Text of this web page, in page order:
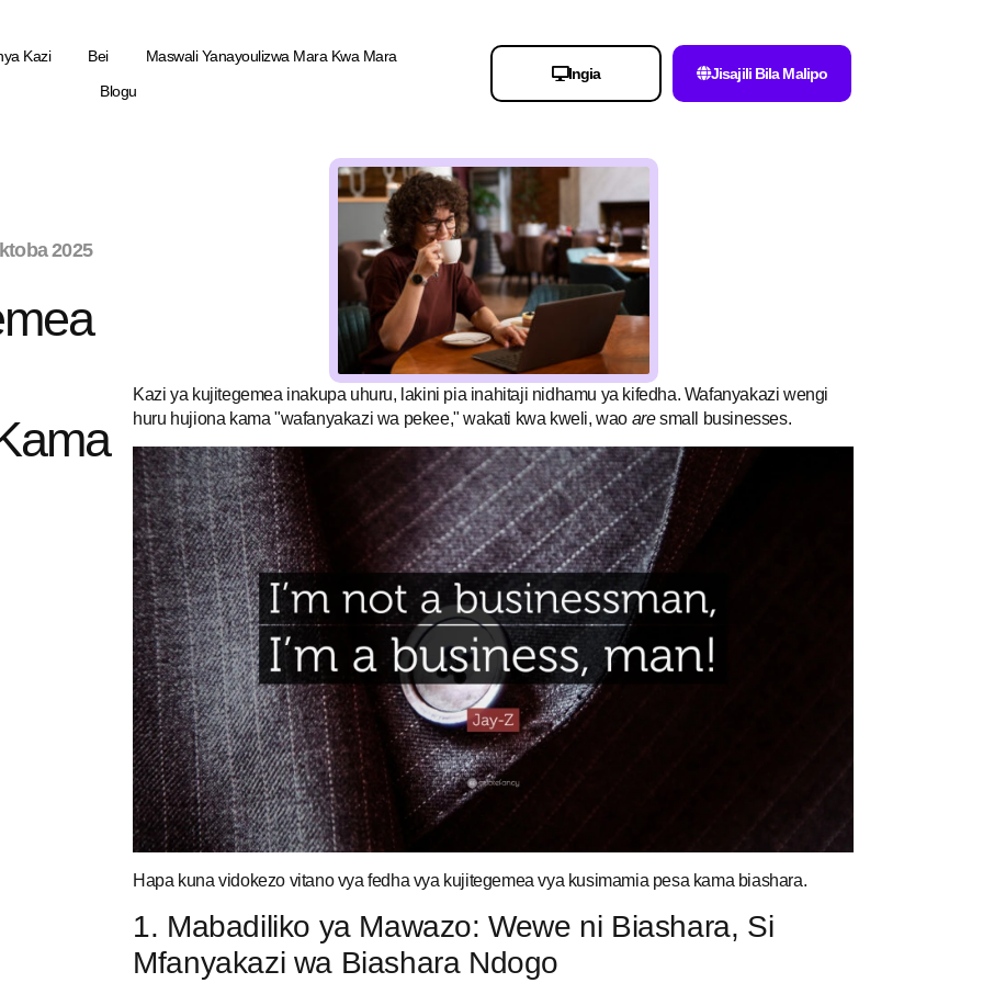
Kazi Bei
Maswali Yanayoulizwa Mara Kwa Mara
Blogu
Ingia Jisajili Bila Malipo
2025
Kazi ya kujitegemea inakupa uhuru, lakini pia inahitaji nidhamu ya kifedha. Wafanyakazi wengi
huru hujiona kama "wafanyakazi wa pekee," wakati kwa kweli, wao aresmall businesses.
Hapa kuna vidokezo vitano vya fedha vya kujitegemea vya kusimamia pesa kama biashara.
1. Mabadiliko ya Mawazo: Wewe ni Biashara, Si
Mfanyakazi wa Biashara Ndogo